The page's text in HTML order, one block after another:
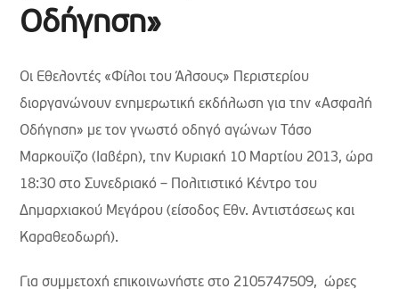
Οδήγηση»
Οι Εθελοντές «Φίλοι του Άλσους» Περιστερίου
διοργανώνουν ενημερωτική εκδήλωση για την «Ασφαλή
Οδήγηση» με τον γνωστό οδηγό αγώνων Τάσο
Μαρκουϊζο (Ιαβέρη), την Κυριακή 10 Μαρτίου 2013, ώρα
18:30 στο Συνεδριακό – Πολιτιστικό Κέντρο του
Δημαρχιακού Μεγάρου (είσοδος Εθν. Αντιστάσεως και
Καραθεοδωρή).
Για συμμετοχή επικοινωνήστε στο 2105747509, ώρες